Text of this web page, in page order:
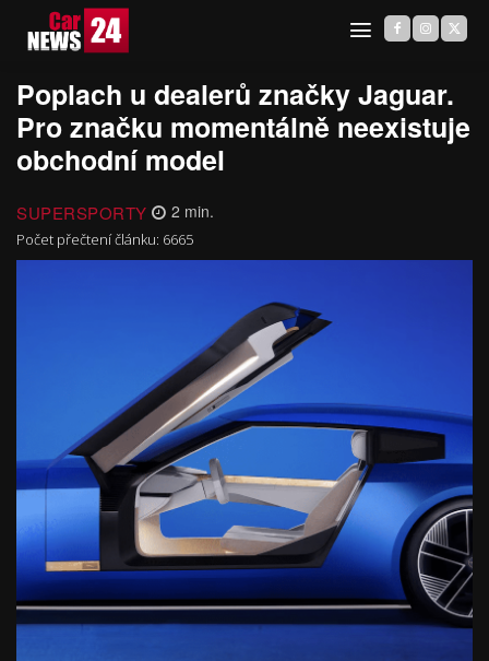
Poplach u dealerů značky Jaguar.
Pro značku momentálně neexistuje
obchodní model
SUPERSPORTY 2 min.
Počet přečtení článku: 6665